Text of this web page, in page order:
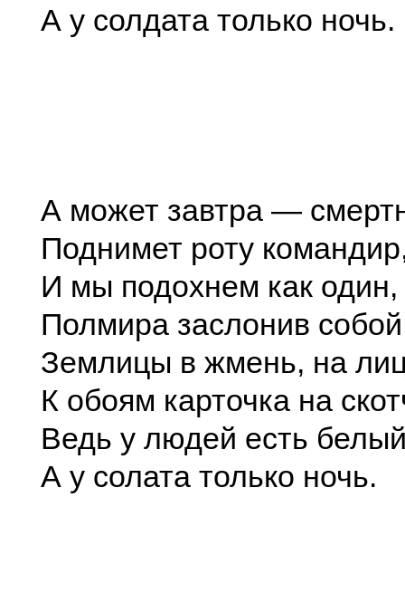
А у солдата только ночь.
А может завтра —
Поднимет роту
И мы подохнем как один,
Полмира заслонив
Землицы в жмень, на
К обоям карточка на
Ведь у людей есть
А у солата только ночь.